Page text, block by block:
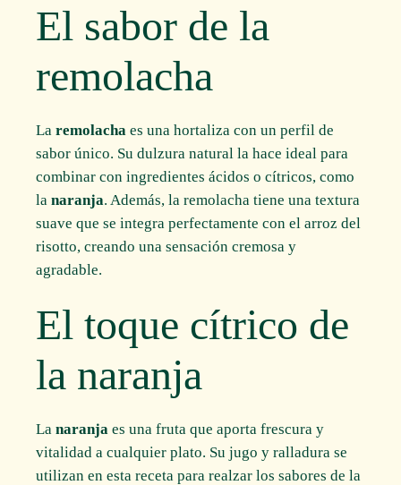
El sabor de la
remolacha
Laremolacha es una hortaliza con un perfil de
sabor único. Su dulzura natural la hace ideal para
combinar con ingredientes ácidos o cítricos, como
lanaranja. Además, la remolacha tiene una textura
suave que se integra perfectamente con el arroz del
risotto, creando una sensación cremosa y
agradable.
El toque cítrico de
la naranja
Lanaranja es una fruta que aporta frescura y
vitalidad a cualquier plato. Su jugo y ralladura se
utilizan en esta receta para realzar los sabores de la